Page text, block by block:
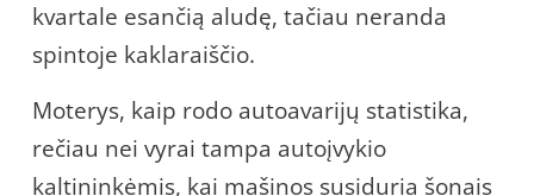
kvartale esančią aludę, tačiau neranda
spintoje kaklaraiščio.
Moterys, kaip rodo autoavarijų statistika,
rečiau nei vyrai tampa autoįvykio
kaltininkėmis, kai mašinos susiduria šonais